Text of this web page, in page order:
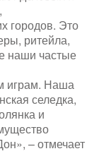
городов. Это
ритейла,
наши частые
играм. Наша
селедка,
и
– отмечает